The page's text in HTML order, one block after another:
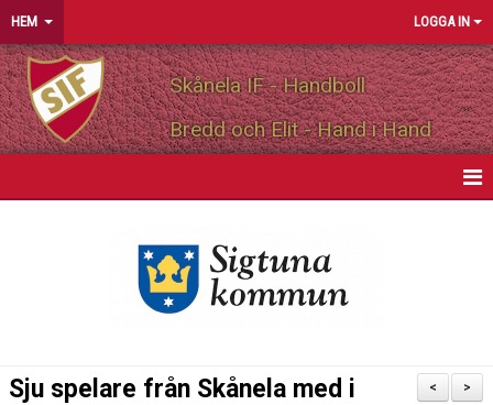
HEM LOGGA IN
Skånela IF - Handboll
Bredd och Elit - Hand i Hand
>
<
Sju spelare från Skånela med i